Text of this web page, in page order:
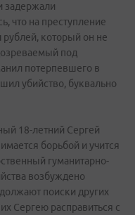
задержали
что на преступление
рублей, который он не
под
потерпевшего в
убийство, буквально
18-летний Сергей
борьбой и учится
гуманитарно-
возбуждено
поиски других
Сергею расправиться с